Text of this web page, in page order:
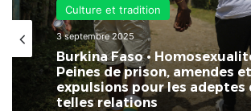
Culture et tradition
3 septembre 2025
Burkina Faso •
Peines de prison, amendes et
expulsions pour les adeptes
telles relations